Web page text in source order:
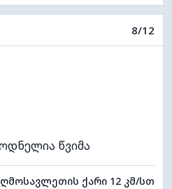
8/12
წვიმა
ქარი 12 კმ/სთ